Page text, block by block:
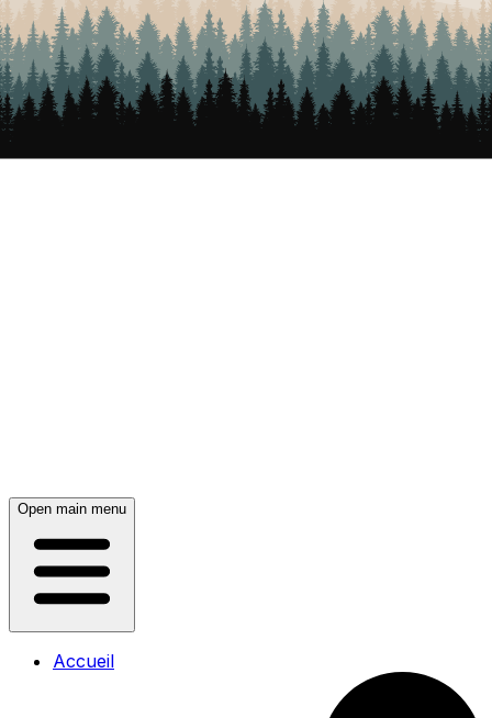
Open main menu
Accueil